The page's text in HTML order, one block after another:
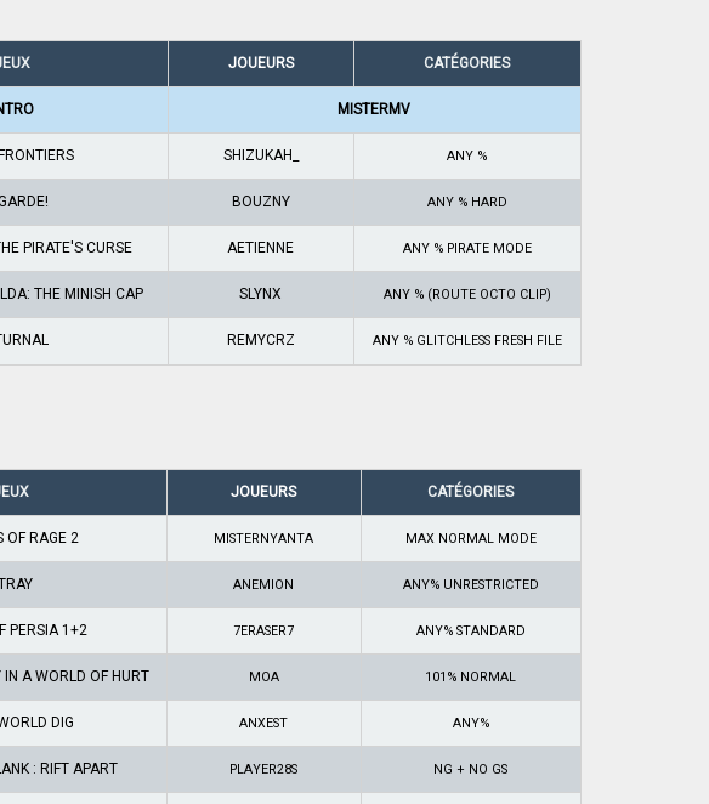
JOUEURS CATÉGORIES
MISTERMV
SHIZUKAH_ ANY %
BOUZNY ANY % HARD
PIRATE'S CURSE AETIENNE ANY % PIRATE MODE
THE MINISH CAP SLYNX ANY % (ROUTE OCTO CLIP)
REMYCRZ ANY % GLITCHLESS FRESH FILE
JOUEURS CATÉGORIES
OF RAGE 2 MISTERNYANTA MAX NORMAL MODE
ANEMION ANY% UNRESTRICTED
PERSIA 1+2 7ERASER7 ANY% STANDARD
IN A WORLD OF HURT MOA 101% NORMAL
DIG ANXEST ANY%
: RIFT APART PLAYER28S NG + NO GS